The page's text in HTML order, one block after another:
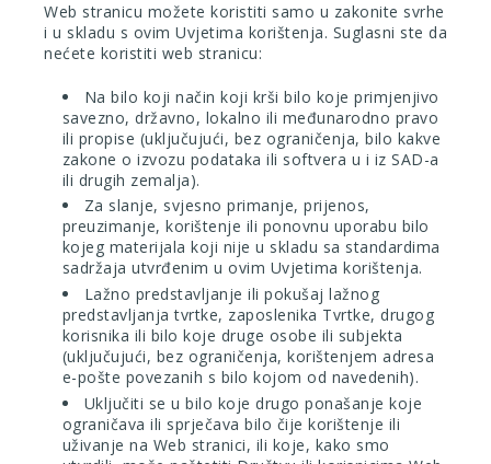
Web stranicu možete koristiti samo u zakonite svrhe
i u skladu s ovim Uvjetima korištenja. Suglasni ste da
nećete koristiti web stranicu:
Na bilo koji način koji krši bilo koje primjenjivo
savezno, državno, lokalno ili međunarodno pravo
ili propise (uključujući, bez ograničenja, bilo kakve
zakone o izvozu podataka ili softvera u i iz SAD-a
ili drugih zemalja).
Za slanje, svjesno primanje, prijenos,
preuzimanje, korištenje ili ponovnu uporabu bilo
kojeg materijala koji nije u skladu sa standardima
sadržaja utvrđenim u ovim Uvjetima korištenja.
Lažno predstavljanje ili pokušaj lažnog
predstavljanja tvrtke, zaposlenika Tvrtke, drugog
korisnika ili bilo koje druge osobe ili subjekta
(uključujući, bez ograničenja, korištenjem adresa
e-pošte povezanih s bilo kojom od navedenih).
Uključiti se u bilo koje drugo ponašanje koje
ograničava ili sprječava bilo čije korištenje ili
uživanje na Web stranici, ili koje, kako smo